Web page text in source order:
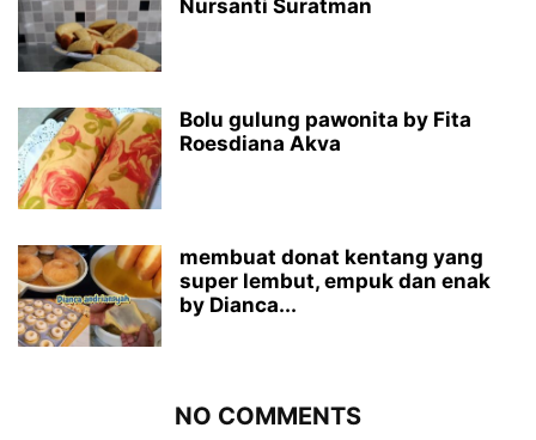
Nursanti Suratman
Bolu gulung pawonita by Fita
Roesdiana Akva
membuat donat kentang yang
super lembut, empuk dan enak
by Dianca...
NO COMMENTS